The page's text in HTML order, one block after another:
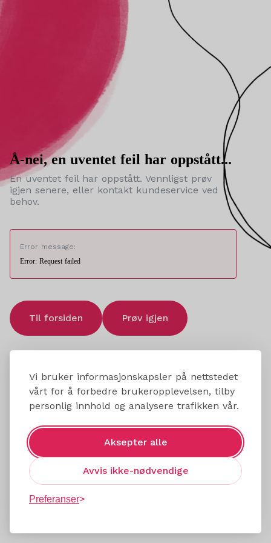
Vi bruker informasjonskapsler på nettstedet
vårt for å forbedre brukeropplevelsen, tilby
personlig innhold og analysere trafikken vår.
Aksepter alle
Avvis ikke-nødvendige
Preferanser
Å-nei, en uventet feil har oppstått...
En uventet feil har oppstått. Vennligst prøv
igjen senere, eller kontakt kundeservice ved
behov.
Error message:
Error: Request failed
Til forsiden Prøv igjen